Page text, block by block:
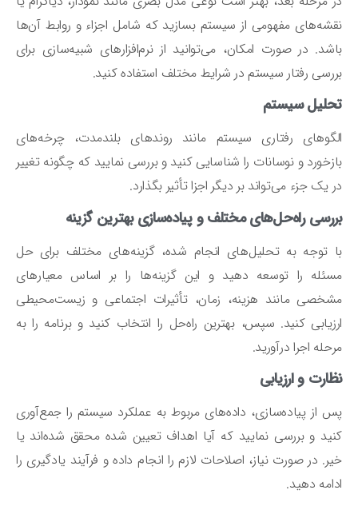
مفهومی از سیستم بسازید که شامل اجزاء و روابط آن‌ها
در صورت امکان، می‌توانید از نرم‌افزارهای شبیه‌سازی برای
رفتار سیستم در شرایط مختلف استفاده کنید.
سیستم
رفتاری سیستم مانند روندهای بلندمدت، چرخه‌های
و نوسانات را شناسایی کنید و بررسی نمایید که چگونه تغییر
یک جزء می‌تواند بر دیگر اجزا تأثیر بگذارد.
راه‌حل‌های مختلف و پیاده‌سازی بهترین گزینه
توجه به تحلیل‌های انجام شده، گزینه‌های مختلف برای حل
را توسعه دهید و این گزینه‌ها را بر اساس معیارهای
مانند هزینه، زمان، تأثیرات اجتماعی و زیست‌محیطی
کنید. سپس، بهترین راه‌حل را انتخاب کنید و برنامه را به
اجرا درآورید.
و ارزیابی
از پیاده‌سازی، داده‌های مربوط به عملکرد سیستم را جمع‌آوری
و بررسی نمایید که آیا اهداف تعیین شده محقق شده‌اند یا
در صورت نیاز، اصلاحات لازم را انجام داده و فرآیند یادگیری را
دهید.